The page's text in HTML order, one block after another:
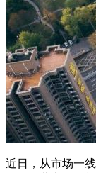
近日，从市场一